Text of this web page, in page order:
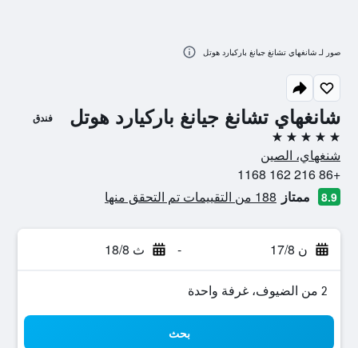
شانغهاي تشانغ جيانغ باركيارد هوتل فندق
5 نجوم
شنغهاي، الصين
+86 216 162 1168
8.9 ممتاز 188 من التقييمات تم التحقق منها
ن 17/8 - ث 18/8
2 من الضيوف، غرفة واحدة
بحث
صور لـ شانغهاي تشانغ جيانغ باركيارد هوتل